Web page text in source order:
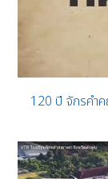
120 ปี จักรคำ